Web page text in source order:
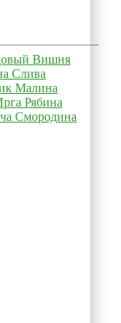
Вишня
Слива
Малина
Рябина
Смородина